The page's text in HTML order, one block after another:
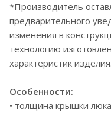
*Производитель
предварительного
изменения в
технологию
характеристик изделия.
Особенности:
• толщина крышки